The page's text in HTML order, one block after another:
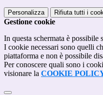
Personalizza Rifiuta tutti i
Gestione cookie
In questa schermata è
I cookie necessari sono quelli
piattaforma e non è possibile
Per conoscere quali sono i
visionare la COOKIE